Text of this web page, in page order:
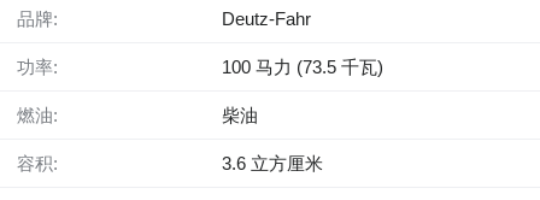
品牌: Deutz-Fahr
功率: 100 马力 (73.5 千瓦)
燃油: 柴油
容积: 3.6 立方厘米